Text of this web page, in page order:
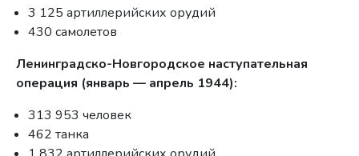
3 125 артиллерийских орудий
430 самолетов
Ленинградско-Hовгородское наступательная
операция (январь — апрель 1944):
313 953 человек
462 танка